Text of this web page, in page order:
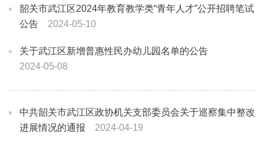
韶关市武江区2024年教育教学类“青年人才”公开招聘笔试
公告
2024-05-10
关于武江区新增普惠性民办幼儿园名单的公告
2024-05-08
中共韶关市武江区政协机关支部委员会关于巡察集中整改
进展情况的通报
2024-04-19